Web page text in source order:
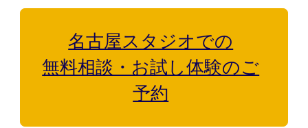
製品・サービスから探す
ウィッグ・サービス
名古屋スタジオでの
無料相談・お試し体験のご
予約